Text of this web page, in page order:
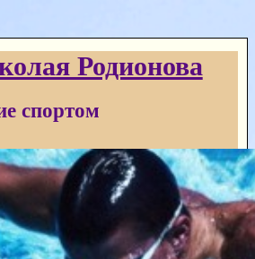
Родионова
спортом